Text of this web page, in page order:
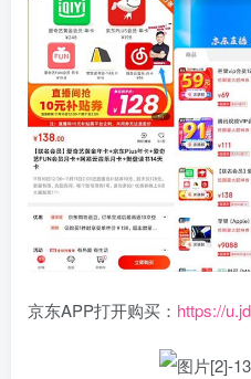
京东APP打开购买： https://